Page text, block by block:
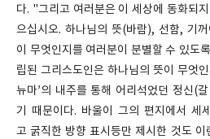
다. "그리고 여러분은 이 세상에 동화되
으십시오. 하나님의 뜻(바람), 선함, 기
이 무엇인지를 여러분이 분별할 수 있도
립된 그리스도인은 하나님의 뜻이 무엇
뉴마’의 내주를 통해 어리석었던 정신(
기 때문이다. 바울이 그의 편지에서 세
고 굵직한 방향 표시등만 제시한 것도